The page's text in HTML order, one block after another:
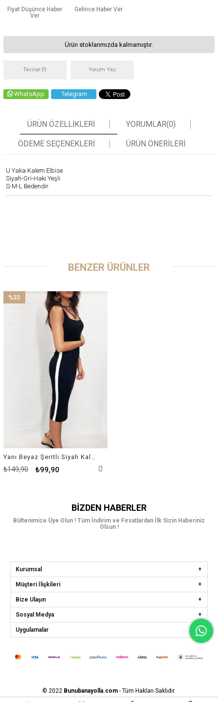
Fiyat Düşünce Haber
Ver
Gelince Haber Ver
Ürün stoklarımızda kalmamıştır.
Tavsiye Et Yorum Yaz
WhatsApp Telegram
ÜRÜN ÖZELLIKLERI YORUMLAR(0)
ÖDEME SEÇENEKLERI ÜRÜN ÖNERILERI
U Yaka Kalem Elbise
Siyah-Gri-Haki Yeşli
S-M-L Bedendir.
BENZER ÜRÜNLER
₺99,90
₺149,90
%33
BIZDEN HABERLER
Bültenimize Üye Olun ! Tüm İndirim ve Fırsatlardan İlk Sizin Haberiniz
Olsun !
Kurumsal
Müşteri İlişkileri
Bize Ulaşın
Sosyal Medya
Uygulamalar
© 2022 Bunubanayolla.com- Tüm Hakları Saklıdır.